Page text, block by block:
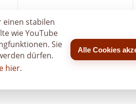
einen stabilen
wie YouTube
Sie
dürfen.
hier.
Alle Cookies